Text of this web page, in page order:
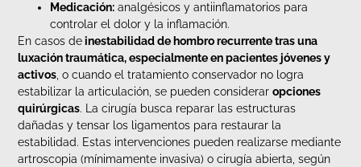
Medicación: analgésicos y antiinflamatorios para
controlar el dolor y la inflamación.
En casos deinestabilidad de hombro recurrente tras una
luxación traumática, especialmente en pacientes jóvenes y
activos , o cuando el tratamiento conservador no logra
estabilizar la articulación, se pueden consideraropciones
quirúrgicas. La cirugía busca reparar las estructuras
dañadas y tensar los ligamentos para restaurar la
estabilidad. Estas intervenciones pueden realizarse mediante
artroscopia (mínimamente invasiva) o cirugía abierta, según